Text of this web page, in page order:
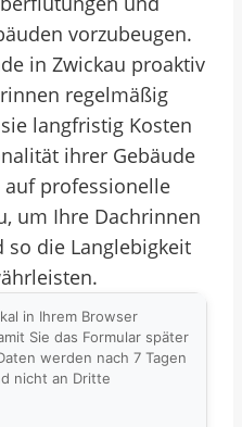
vorzubeugen.
in Zwickau proaktiv
regelmäßig
langfristig Kosten
ihrer Gebäude
auf professionelle
um Ihre Dachrinnen
so die Langlebigkeit
in Ihrem Browser
Sie das Formular später
werden nach 7 Tagen
nicht an Dritte